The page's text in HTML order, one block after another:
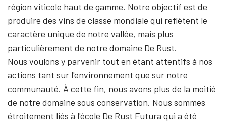
région viticole haut de gamme. Notre objectif est de
produire des vins de classe mondiale qui reflètent le
caractère unique de notre vallée, mais plus
particulièrement de notre domaine De Rust.
Nous voulons y parvenir tout en étant attentifs à nos
actions tant sur l'environnement que sur notre
communauté. À cette fin, nous avons plus de la moitié
de notre domaine sous conservation. Nous sommes
étroitement liés à l'école De Rust Futura qui a été